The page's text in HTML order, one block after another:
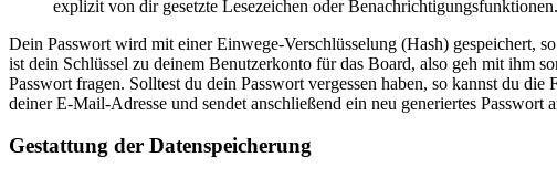
explizit von dir gesetzte Lesezeichen oder Benachrichtigungsfunktionen.
Dein Passwort wird mit einer Einwege-Verschlüsselung (Hash) gespeichert,
ist dein Schlüssel zu deinem Benutzerkonto für das Board, also geh mit ihm
Passwort fragen. Solltest du dein Passwort vergessen haben, so kannst du
deiner E-Mail-Adresse und sendet anschließend ein neu generiertes
Gestattung der Datenspeicherung